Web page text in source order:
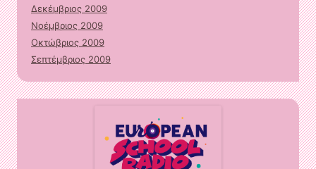
Δεκέμβριος 2009
Νοέμβριος 2009
Οκτώβριος 2009
Σεπτέμβριος 2009